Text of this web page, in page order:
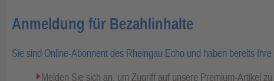
Anmeldung für Bezahlinhalte
Sie sind Online-Abonnent des Rheingau Echo und haben bereits
Melden Sie sich an, um Zugriff auf unsere Premium-Artikel